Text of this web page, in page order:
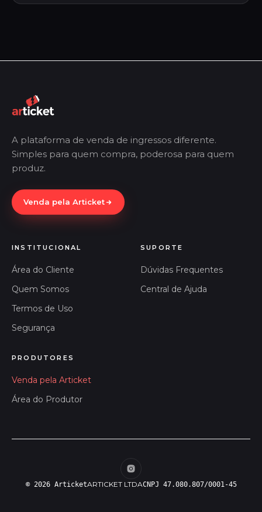
A plataforma de venda de ingressos diferente.
Simples para quem compra, poderosa para quem
produz.
Venda pela Articket
INSTITUCIONAL
Área do Cliente
Quem Somos
Termos de Uso
Segurança
SUPORTE
Dúvidas Frequentes
Central de Ajuda
PRODUTORES
Venda pela Articket
Área do Produtor
© 2026 ArticketARTICKET LTDACNPJ 47.080.807/0001-45